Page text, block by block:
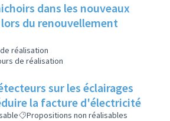
du renouvellement
réalisation
de réalisation
sur les éclairages
la facture d'électricité
Propositions non réalisables